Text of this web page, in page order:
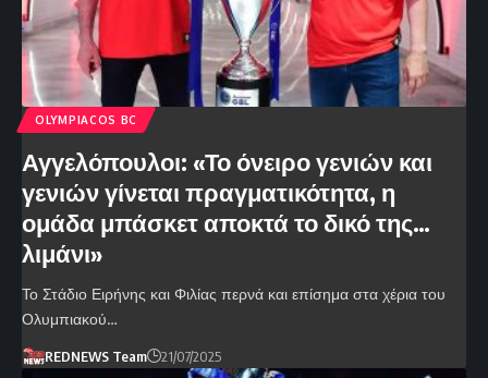
OLYMPIACOS BC
Αγγελόπουλοι: «Το όνειρο γενιών και
γενιών γίνεται πραγματικότητα, η
ομάδα μπάσκετ αποκτά το δικό της…
λιμάνι»
Το Στάδιο Ειρήνης και Φιλίας περνά και επίσημα στα χέρια του
Ολυμπιακού…
REDNEWS Team 21/07/2025